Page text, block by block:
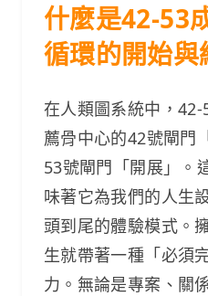
什麼是42-53
循環的開始與
在人類圖系統中，
薦骨中心的42號閘門
53號閘門「開展」。
味著它為我們的人生
頭到尾的體驗模式。
生就帶著一種「必須
力。無論是專案、關